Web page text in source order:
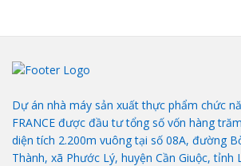
Dự án nhà máy sản xuất thực phẩm chức
FRANCE được đầu tư tổng số vốn hàng
diện tích 2.200m vuông tại số 08A, đường
Thành, xã Phước Lý, huyện Cần Giuộc, tỉnh